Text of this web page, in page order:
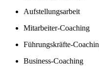
Aufstellungsarbeit
Mitarbeiter-Coaching
Führungskräfte-
Business-Coaching